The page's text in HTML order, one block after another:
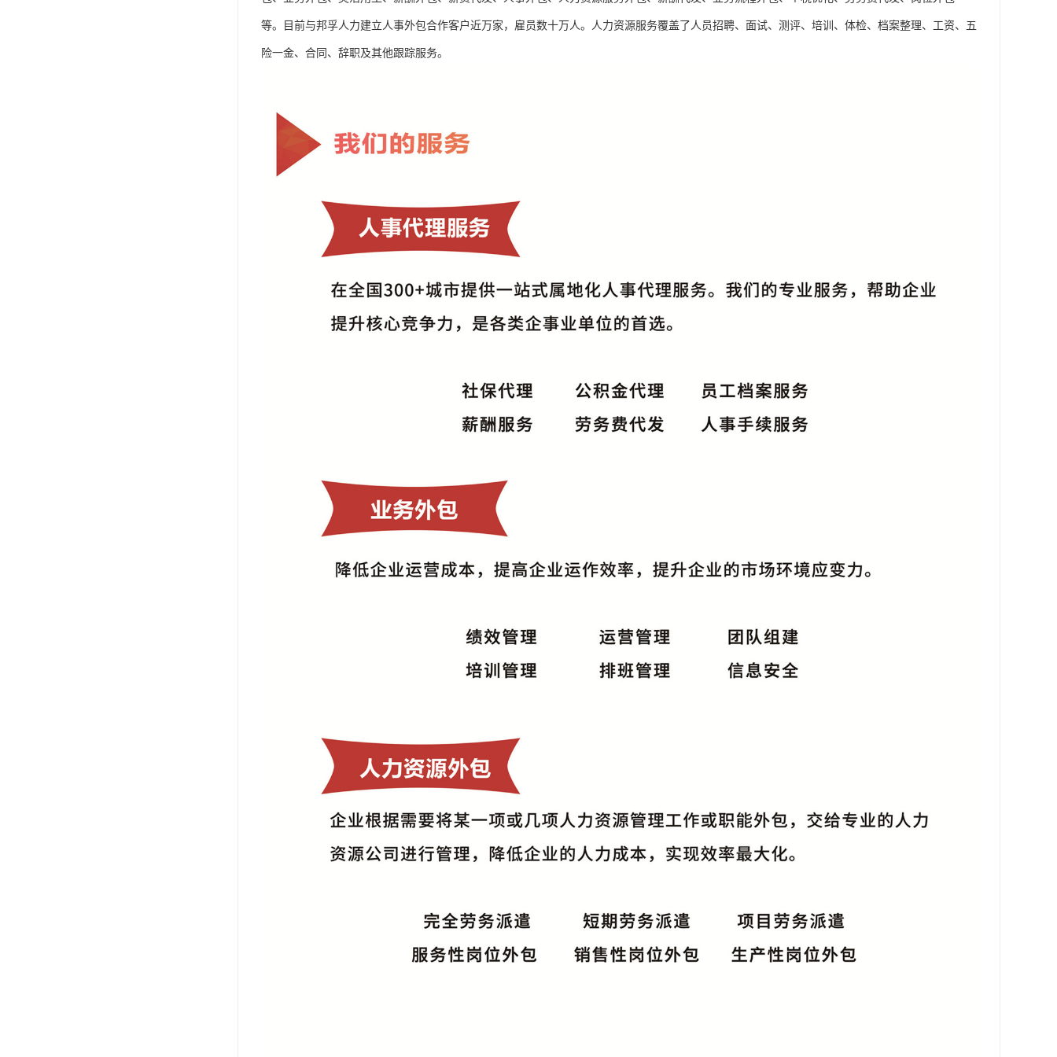
等。目前与邦孚人力建立人事外包合作客户近万家，雇员数十万人。人力资源服务覆盖了人员招聘、面试、测评、培训、体检、档案整理、工资、五
险一金、合同、辞职及其他跟踪服务。